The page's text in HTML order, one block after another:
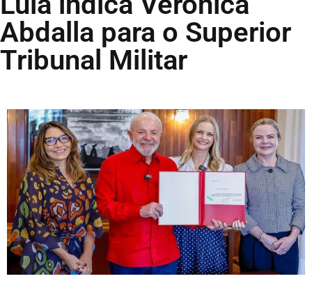
Abdalla para o Superior
Tribunal Militar